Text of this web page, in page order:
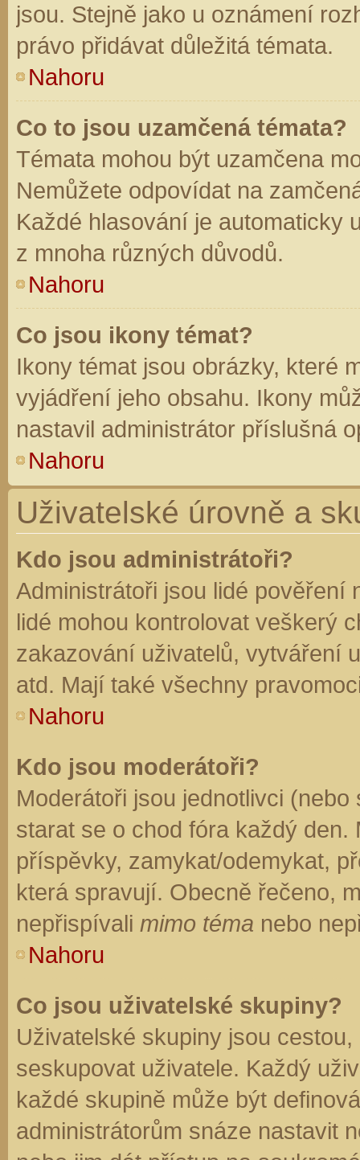
jsou. Stejně jako u oznámení
právo přidávat důležitá témata.
Nahoru
Co to jsou uzamčená témata?
Témata mohou být uzamčena
Nemůžete odpovídat na
Každé hlasování je automaticky
z mnoha různých důvodů.
Nahoru
Co jsou ikony témat?
Ikony témat jsou obrázky, které
vyjádření jeho obsahu. Ikony
nastavil administrátor příslušná
Nahoru
Uživatelské úrovně a
Kdo jsou administrátoři?
Administrátoři jsou lidé pověření
lidé mohou kontrolovat veškerý
zakazování uživatelů, vytváření
atd. Mají také všechny
Nahoru
Kdo jsou moderátoři?
Moderátoři jsou jednotlivci
starat se o chod fóra každý
příspěvky, zamykat/odemykat,
která spravují. Obecně řečeno,
nepřispívali mimo téma nebo
Nahoru
Co jsou uživatelské skupiny?
Uživatelské skupiny jsou
seskupovat uživatele. Každý
každé skupině může být
administrátorům snáze nastavit